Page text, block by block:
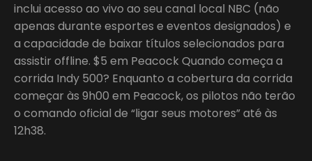
inclui acesso ao vivo ao seu canal local NBC (não
apenas durante esportes e eventos designados) e
a capacidade de baixar títulos selecionados para
assistir offline. $5 em Peacock Quando começa a
corrida Indy 500? Enquanto a cobertura da corrida
começar às 9h00 em Peacock, os pilotos não terão
o comando oficial de “ligar seus motores” até às
12h38.